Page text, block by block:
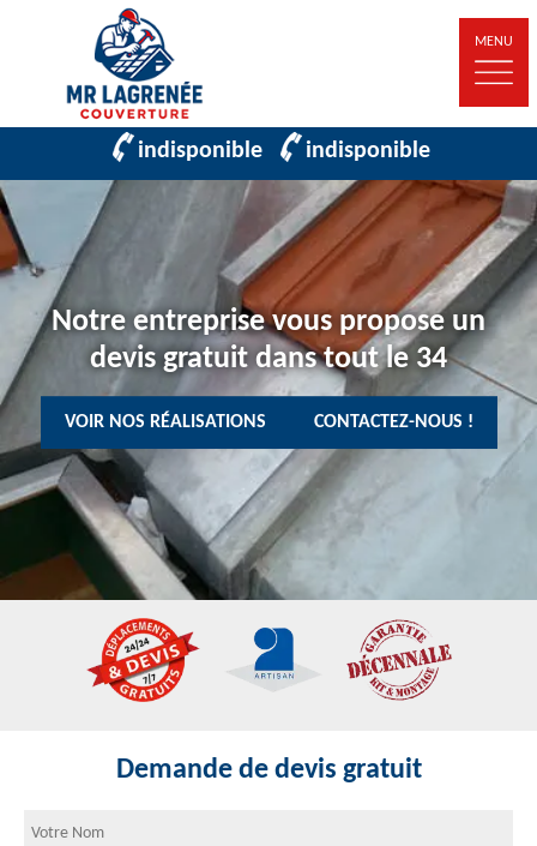
MENU
indisponible indisponible
Notre entreprise vous propose un
devis gratuit dans tout le 34
VOIR NOS RÉALISATIONS CONTACTEZ-NOUS !
Demande de devis gratuit